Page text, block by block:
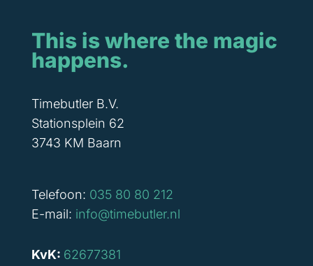
This is where the magic
happens.
Timebutler B.V.
Stationsplein 62
3743 KM Baarn
Telefoon: 035 80 80 212
E-mail: info@timebutler.nl
KvK: 62677381